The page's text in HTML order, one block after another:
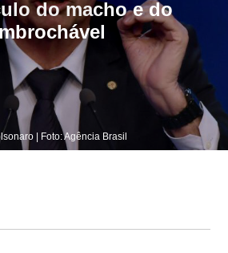
do macho e do
| Foto: Agência Brasil